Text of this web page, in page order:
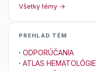
Všetky témy →
PREHLAD TÉM
· ODPORÚČANIA
· ATLAS HEMATOLÓGIE